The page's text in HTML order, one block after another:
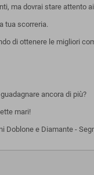
ma dovrai stare attento
tua scorreria.
di ottenere le migliori
ancora di più?
mari!
Doblone e Diamante -